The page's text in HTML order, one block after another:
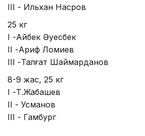
III - Ильхан Насров
25 кг
I -Айбек Әуесбек
II -Ариф Ломиев
III -Талғат Шаймарданов
8-9 жас, 25 кг
I -Т.Жабашев
II - Усманов
III - Гамбург